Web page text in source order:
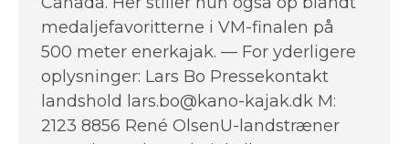
medaljefavoritterne i VM-finalen på
500 meter enerkajak. — For yderligere
oplysninger: Lars Bo Pressekontakt
landshold lars.bo@kano-kajak.dk M:
2123 8856 René OlsenU-landstræner